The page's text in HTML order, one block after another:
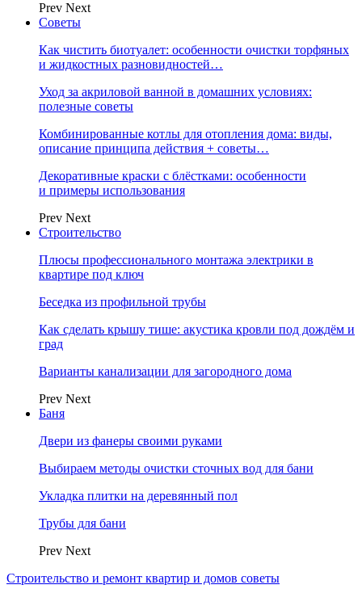
Prev Next
Советы
Как чистить биотуалет: особенности очистки торфяных
и жидкостных разновидностей…
Уход за акриловой ванной в домашних условиях:
полезные советы
Комбинированные котлы для отопления дома: виды,
описание принципа действия + советы…
Декоративные краски с блёстками: особенности
и примеры использования
Prev Next
Строительство
Плюсы профессионального монтажа электрики в
квартире под ключ
Беседка из профильной трубы
Как сделать крышу тише: акустика кровли под дождём и
град
Варианты канализации для загородного дома
Prev Next
Баня
Двери из фанеры своими руками
Выбираем методы очистки сточных вод для бани
Укладка плитки на деревянный пол
Трубы для бани
Prev Next
Строительство и ремонт квартир и домов советы